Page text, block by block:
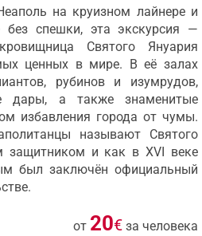
на круизном лайнере и
без спешки, эта экскурсия —
Святого Януария
ценных в мире. В её залах
рубинов и изумрудов,
дары, а также знаменитые
избавления города от чумы.
называют Святого
защитником и как в XVI веке
был заключён официальный
от 20€ за человека